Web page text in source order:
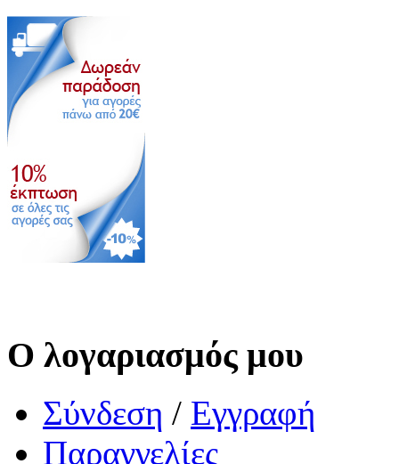
Ο λογαριασμός μου
Σύνδεση / Εγγραφή
Παραγγελίες